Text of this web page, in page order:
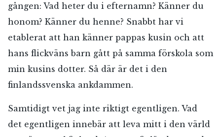
gången: Vad heter du i efternamn? Känner du
honom? Känner du henne? Snabbt har vi
etablerat att han känner pappas kusin och att
hans flickväns barn gått på samma förskola som
min kusins dotter. Så där är det i den
finlandssvenska ankdammen.
Samtidigt vet jag inte riktigt egentligen. Vad
det egentligen innebär att leva mitt i den värld